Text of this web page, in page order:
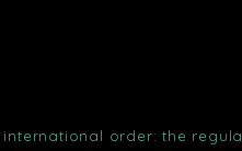
order: the